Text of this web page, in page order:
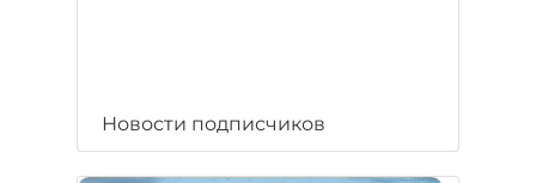
Новости подписчиков